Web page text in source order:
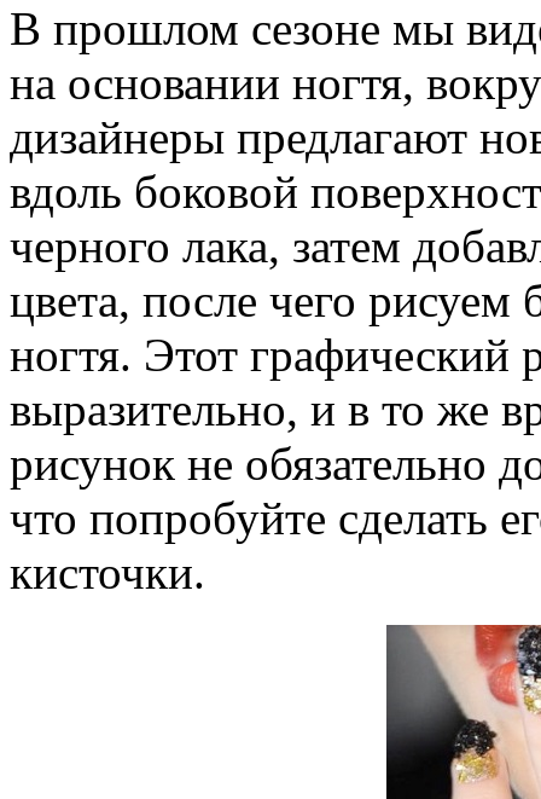
В прошлом сезоне мы
на основании ногтя,
дизайнеры предлагают
вдоль боковой
черного лака, затем
цвета, после чего
ногтя. Этот графический
выразительно, и в то же
рисунок не обязательно
что попробуйте сделать
кисточки.